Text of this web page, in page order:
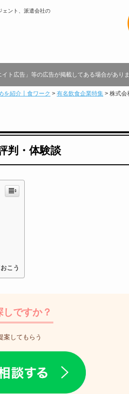
ェント、派遣会社の
イト広告」等の広告が掲載してある場合があり
を紹介丨食ワーク > 有名飲食企業特集 > 株式会
判・体験談
こう
ですか？
案してもらう